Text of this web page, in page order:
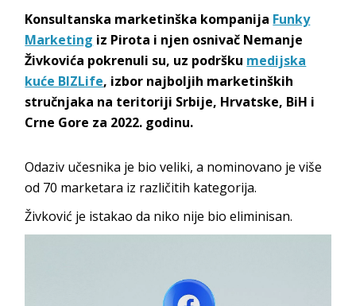
Konsultanska marketinška kompanija Funky
Marketing iz Pirota i njen osnivač Nemanje
Živkovića pokrenuli su, uz podršku medijska
kuće BIZLife, izbor najboljih marketinških
stručnjaka na teritoriji Srbije, Hrvatske, BiH i
Crne Gore za 2022. godinu.
Odaziv učesnika je bio veliki, a nominovano je više
od 70 marketara iz različitih kategorija.
Živković je istakao da niko nije bio eliminisan.